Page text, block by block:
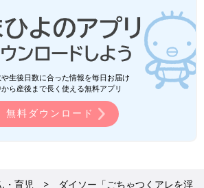
セリア、ニトリ、無印良品etc.「ノンス
レス」「使いやすくなった」シンク下
スッキリ片付く収納アイテム5選
ク下にしまっておくと便利なものはたくさ
りますが、あれこれ詰め込んでしまうと取
り出しにくくてストレスになることも。シンク
がすっきりと整理されていると、調理や片付
とてもスムーズになります！そこで今回
シンク下の整理収納に便利なアイテムを紹
介します。整理収納アドバイザーの相葉がおす
のポイントや整理のコツを解説するので、
トリ、無印良品、100均も！「省スペ
ースでスッキリ」「賃貸OKの壁掛け収
生後日数に合った情報を毎日お届け
ら産後まで長く使える無料アプリ
無料ダウンロード
・育児
ダイソー「ごちゃつくアレを浮